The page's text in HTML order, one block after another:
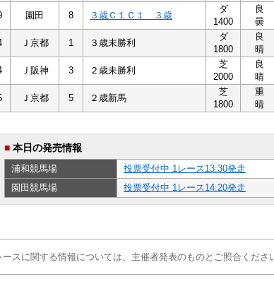
園田 8 ３歳Ｃ１Ｃ１ ３歳
ダ
1400
良
曇
Ｊ京都 1 ３歳未勝利
ダ
1800
良
晴
Ｊ阪神 3 ２歳未勝利
芝
2000
良
晴
Ｊ京都 5 ２歳新馬
芝
1800
重
晴
■ 本日の発売情報
浦和競馬場 投票受付中 1レース13:30発走
園田競馬場 投票受付中 1レース14:20発走
スに関する情報については、主催者発表のものとご照合くださ